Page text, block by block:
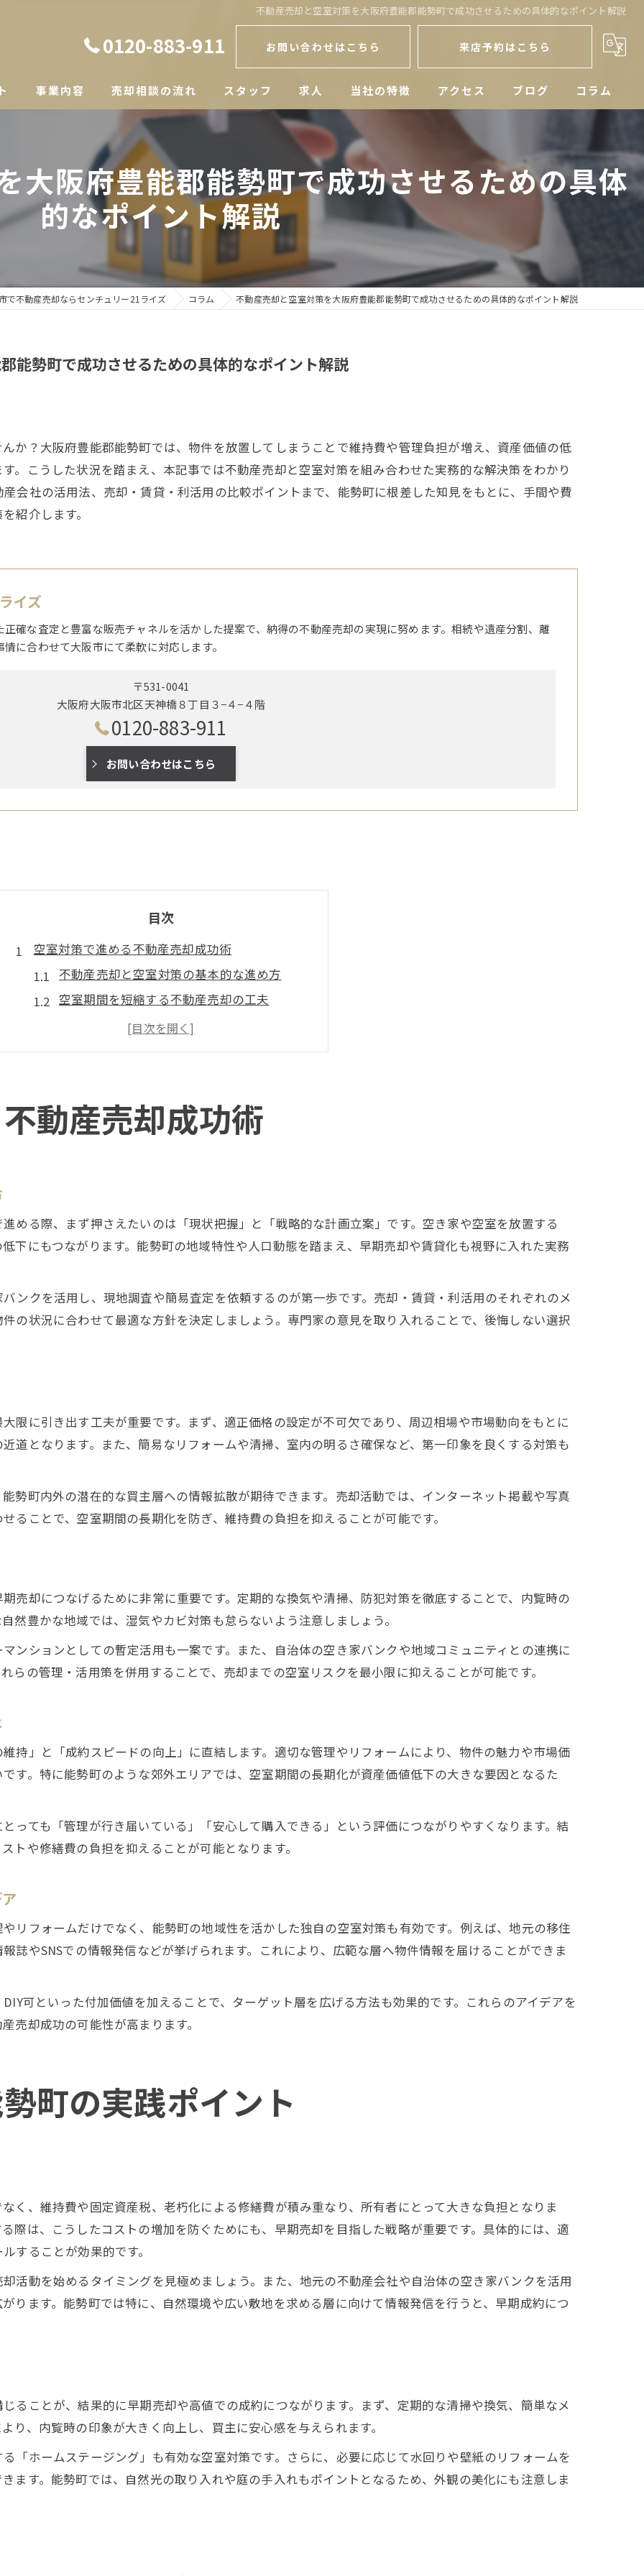
不動産売却と空室対策を大阪府豊能郡能勢町で成功させるための具体的なポイント解説
0120-883-911 お問い合わせはこちら 来店予約はこちら
事業内容 売却相談の流れ スタッフ 求人 当社の特徴
戸建
空き家
相続
アクセス ブログ コラム
大阪府豊能郡能勢町で成功させるための具体
的なポイント解説
で不動産売却ならセンチュリー21ライズ コラム 不動産売却と空室対策を大阪府豊能郡能勢町で成功させるための具体的なポイント解説
能勢町で成功させるための具体的なポイント解説
か？大阪府豊能郡能勢町では、物件を放置してしまうことで維持費や管理負担が増え、資産価値の低
。こうした状況を踏まえ、本記事では不動産売却と空室対策を組み合わせた実務的な解決策をわかり
会社の活用法、売却・賃貸・利活用の比較ポイントまで、能勢町に根差した知見をもとに、手間や費
紹介します。
イズ
正確な査定と豊富な販売チャネルを活かした提案で、納得の不動産売却の実現に努めます。相続や遺産分割、離
に合わせて大阪市にて柔軟に対応します。
〒531-0041
大阪府大阪市北区天神橋８丁目３−４−４階
0120-883-911
お問い合わせはこちら
目次
空室対策で進める不動産売却成功術
不動産売却と空室対策の基本的な進め方
空室期間を短縮する不動産売却の工夫
不動産売却時の物件管理と空室解消法
空室対策が不動産売却に与える効果とは
長期空室を防ぐ能勢町の実践ポイント
長期空室を防ぐ不動産売却のコツ
不動産売却時に知っておきたい空室対策
現地事情を踏まえた空き家売却の極意
現地に即した空き家売却の成功ポイント
能勢町の不動産売却で注意すべき点
維持費を抑えるための不動産売却方法
能勢町で実現できる維持費削減の工夫
不動産売却による資産管理コストの見直し
空室対策と合わせた出口戦略の重要性
能勢町で不動産売却を成功させるには
空室対策が早期成約に役立つ理由
不動産売却前の準備で成約率アップ
能勢町に適した不動産売却手法の選び方
空室対策と不動産売却のベストな組み合わせ
不動産売却時に選べる空室リスク対策例
不動産売却後の空室リスク管理のポイント
動産売却成功術
める際、まず押さえたいのは「現状把握」と「戦略的な計画立案」です。空き家や空室を放置する
下にもつながります。能勢町の地域特性や人口動態を踏まえ、早期売却や賃貸化も視野に入れた実務
ンクを活用し、現地調査や簡易査定を依頼するのが第一歩です。売却・賃貸・利活用のそれぞれのメ
の状況に合わせて最適な方針を決定しましょう。専門家の意見を取り入れることで、後悔しない選択
限に引き出す工夫が重要です。まず、適正価格の設定が不可欠であり、周辺相場や市場動向をもとに
道となります。また、簡易なリフォームや清掃、室内の明るさ確保など、第一印象を良くする対策も
勢町内外の潜在的な買主層への情報拡散が期待できます。売却活動では、インターネット掲載や写真
ることで、空室期間の長期化を防ぎ、維持費の負担を抑えることが可能です。
売却につなげるために非常に重要です。定期的な換気や清掃、防犯対策を徹底することで、内覧時の
然豊かな地域では、湿気やカビ対策も怠らないよう注意しましょう。
ンションとしての暫定活用も一案です。また、自治体の空き家バンクや地域コミュニティとの連携に
らの管理・活用策を併用することで、売却までの空室リスクを最小限に抑えることが可能です。
持」と「成約スピードの向上」に直結します。適切な管理やリフォームにより、物件の魅力や市場価
す。特に能勢町のような郊外エリアでは、空室期間の長期化が資産価値低下の大きな要因となるた
っても「管理が行き届いている」「安心して購入できる」という評価につながりやすくなります。結
トや修繕費の負担を抑えることが可能となります。
リフォームだけでなく、能勢町の地域性を活かした独自の空室対策も有効です。例えば、地元の移住
誌やSNSでの情報発信などが挙げられます。これにより、広範な層へ物件情報を届けることができま
可といった付加価値を加えることで、ターゲット層を広げる方法も効果的です。これらのアイデアを
売却成功の可能性が高まります。
町の実践ポイント
く、維持費や固定資産税、老朽化による修繕費が積み重なり、所有者にとって大きな負担となりま
際は、こうしたコストの増加を防ぐためにも、早期売却を目指した戦略が重要です。具体的には、適
することが効果的です。
活動を始めるタイミングを見極めましょう。また、地元の不動産会社や自治体の空き家バンクを活用
ります。能勢町では特に、自然環境や広い敷地を求める層に向けて情報発信を行うと、早期成約につ
ることが、結果的に早期売却や高値での成約につながります。まず、定期的な清掃や換気、簡単なメ
り、内覧時の印象が大きく向上し、買主に安心感を与えられます。
「ホームステージング」も有効な空室対策です。さらに、必要に応じて水回りや壁紙のリフォームを
ます。能勢町では、自然光の取り入れや庭の手入れもポイントとなるため、外観の美化にも注意しま